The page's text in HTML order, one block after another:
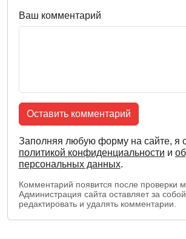
Ваш комментарий
Оставить комментарий
Заполняя любую форму на сайте, я
политикой конфиденциальности и
персональных данных.
Комментарий появится после проверки
Администрация сайта оставляет за
редактировать и удалять комментарии.